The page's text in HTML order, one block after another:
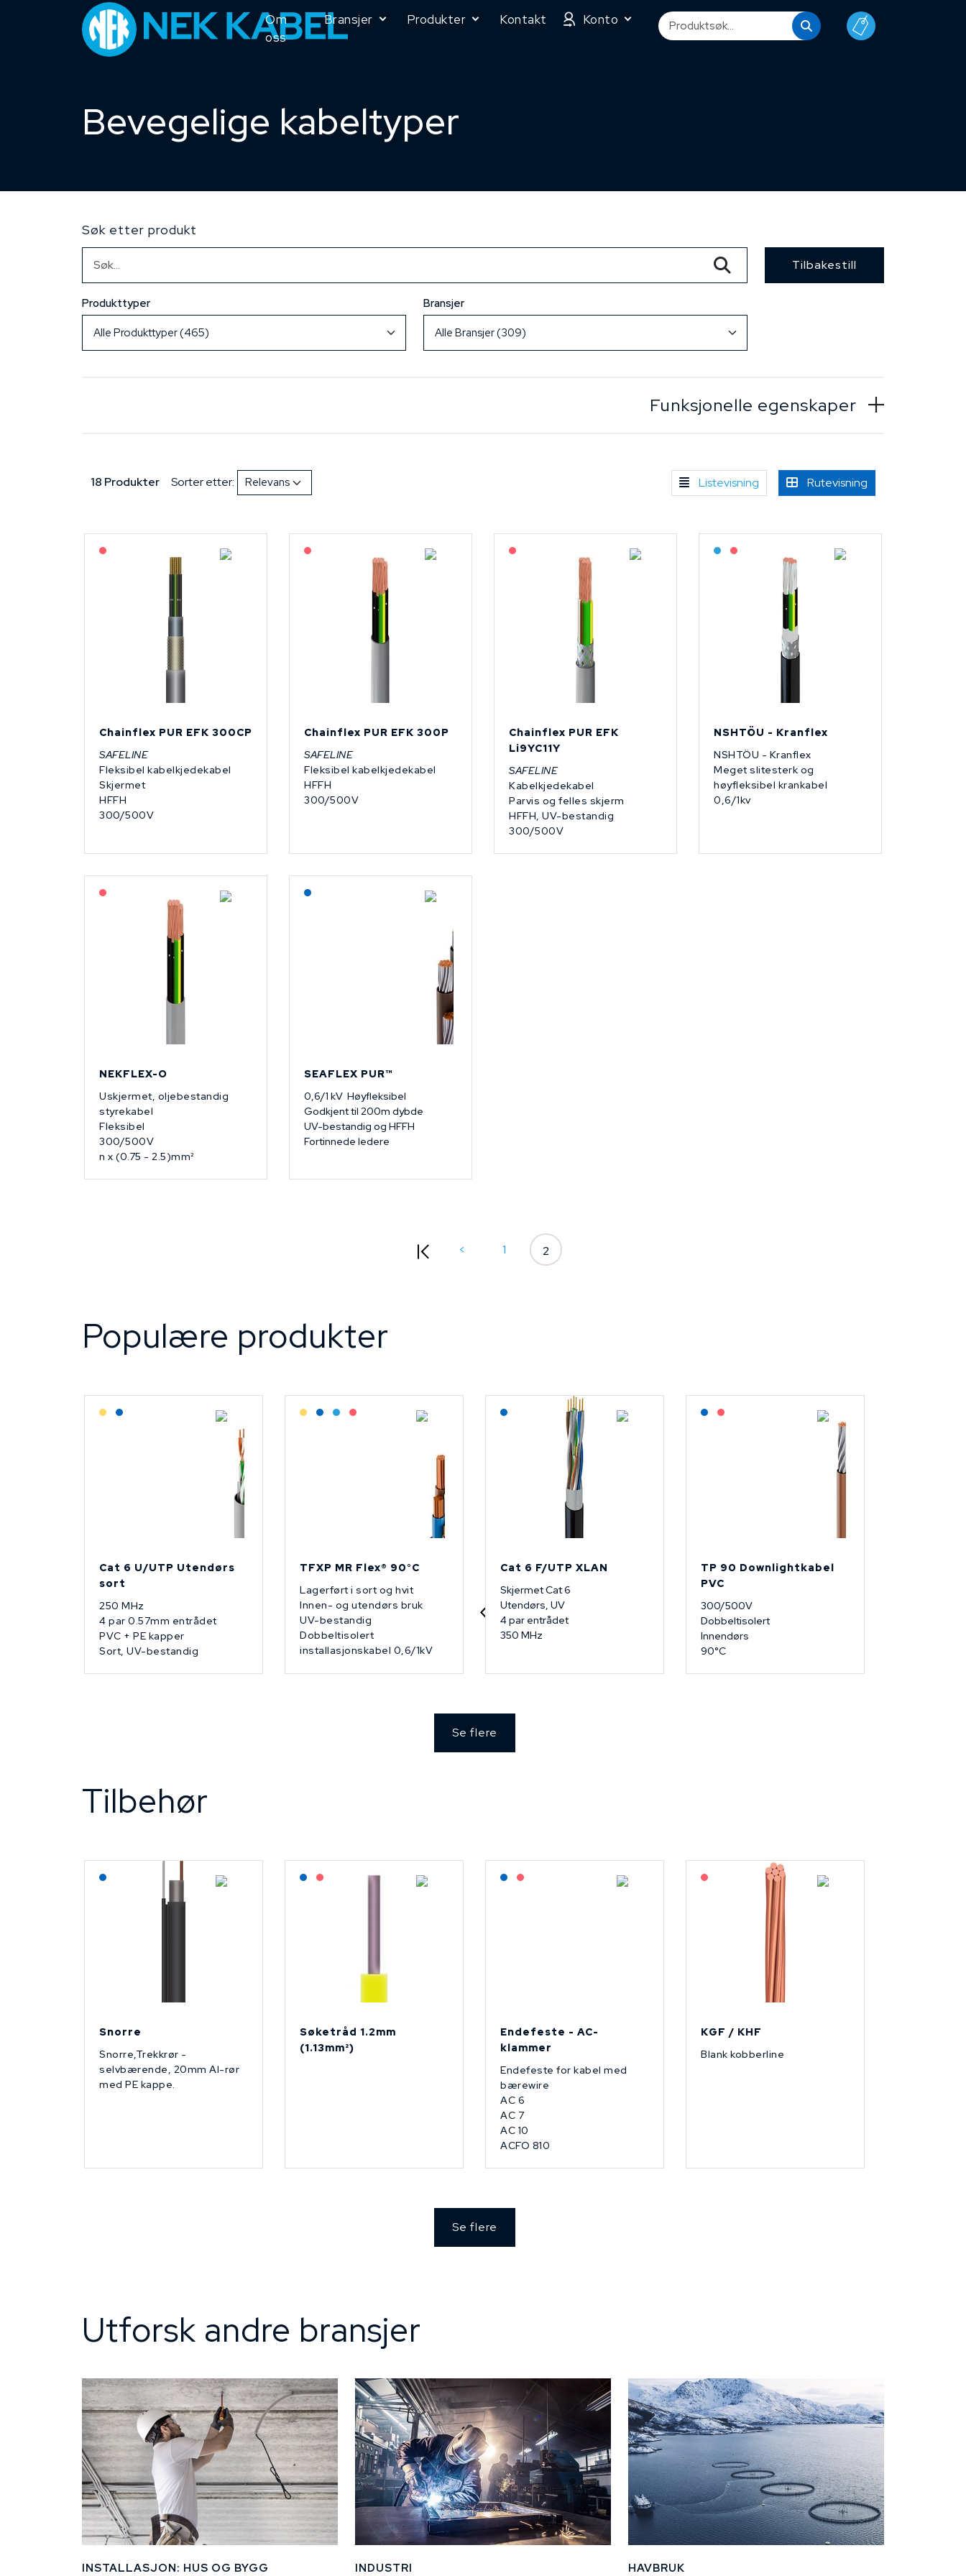
Om
oss
Bransjer Produkter Kontakt Konto
Bevegelige kabeltyper
Søk etter produkt
Tilbakestill
Produkttyper Bransjer
Funksjonelle egenskaper
18 Produkter Sorter etter: Listevisning Rutevisning
Chainflex PUR EFK 300CP
SAFELINE
Fleksibel kabelkjedekabel
Skjermet
HFFH
300/500V
Chainflex PUR EFK 300P
SAFELINE
Fleksibel kabelkjedekabel
HFFH
300/500V
Chainflex PUR EFK
Li9YC11Y
SAFELINE
Kabelkjedekabel
Parvis og felles skjerm
HFFH, UV-bestandig
300/500V
Bestilling: 2-3 uker
NSHTÖU - Kranflex
NSHTÖU - Kranflex
Meget slitesterk og
høyfleksibel krankabel
0,6/1kv
NEKFLEX-O
Uskjermet, oljebestandig
styrekabel
Fleksibel
300/500V
n x (0.75 - 2.5)mm²
SEAFLEX PUR™
0,6/1 kV Høyfleksibel
Godkjent til 200m dybde
UV-bestandig og HFFH
Fortinnede ledere
< 1 2
Populære produkter
Lagerført: Grossist
Lagerført: NEK Kabel
Cat 6 U/UTP Utendørs
sort
250 MHz
4 par 0.57mm entrådet
PVC + PE kapper
Sort, UV-bestandig
Lagerført: Grossist
Lagerført: NEK Kabel
Bestilling: 2-3 uker
På forespørsel
TFXP MR Flex® 90°C
Lagerført i sort og hvit
Innen- og utendørs bruk
UV-bestandig
Dobbeltisolert
installasjonskabel 0,6/1kV
Lagerført: NEK Kabel
Cat 6 F/UTP XLAN
Skjermet Cat 6
Utendørs, UV
4 par entrådet
350 MHz
Lagerført: NEK Kabel
TP 90 Downlightkabel
PVC
300/500V
Dobbeltisolert
Innendørs
90°C
Se flere
Tilbehør
Snorre
Snorre,Trekkrør -
selvbærende, 20mm Al-rør
med PE kappe.
Lagerført: NEK Kabel
På forespørsel
Søketråd 1.2mm
(1.13mm²)
Lagerført: NEK Kabel
Endefeste - AC-
klammer
Endefeste for kabel med
bærewire
AC 6
AC 7
AC 10
ACFO 810
På forespørsel
KGF / KHF
Blank kobberline
Se flere
Utforsk andre bransjer
INSTALLASJON: HUS OG BYGG INDUSTRI HAVBRUK